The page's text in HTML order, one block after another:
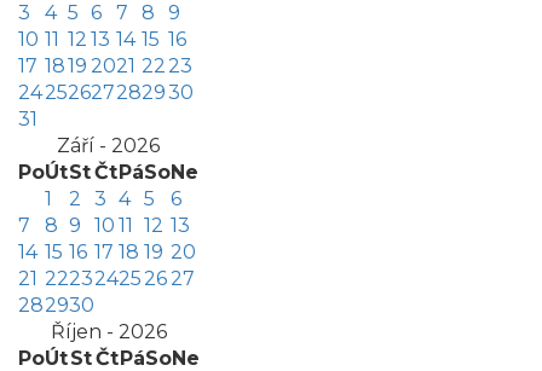
3
4 5 6 7 8
9
10 11 12 13 14 15 16
17 1819 2021 2223
24252627282930
31
Září - 2026
PoÚtStČtPáSoNe
1
2 3 4 5
6
7
8 9 10 11 12 13
14 15 16 17 18 19 20
21 222324252627
282930
Říjen - 2026
PoÚtStČtPáSoNe